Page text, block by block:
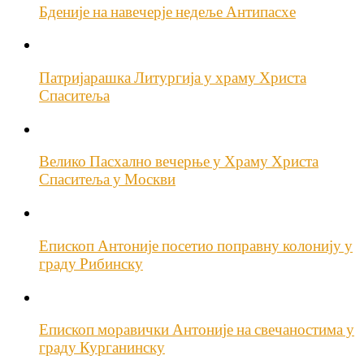
Бденије на навечерје недеље Антипасхе
Патријарашка Литургија у храму Христа
Спаситеља
Велико Пасхално вечерње у Храму Христа
Спаситеља у Москви
Епископ Антоније посетио поправну колонију у
граду Рибинску
Епископ моравички Антоније на свечаностима у
граду Курганинску